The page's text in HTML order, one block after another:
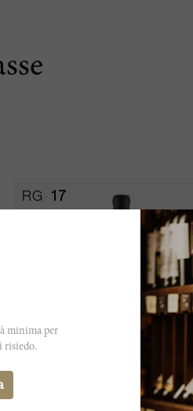
RG 17
minima per
risiedo.